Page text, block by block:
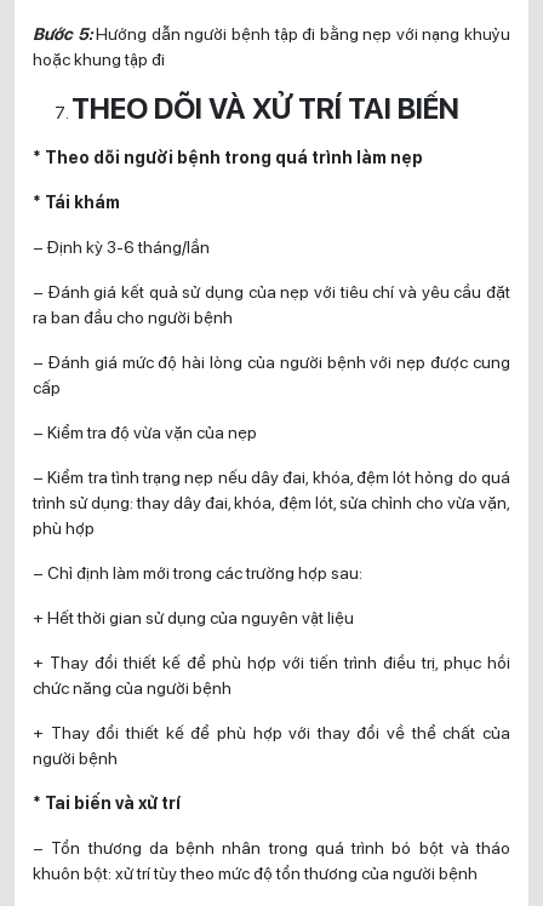
Bước 5:Hướng dẫn người bệnh tập đi bằng nẹp với nạng khuỷu
hoặc khung tập đi
THEO DÕI VÀ XỬ TRÍ TAI BIẾN
* Theo dõi người bệnh trong quá trình làm nẹp
* Tái khám
– Định kỳ 3-6 tháng/lần
– Đánh giá kết quả sử dụng của nẹp với tiêu chí và yêu cầu đặt
ra ban đầu cho người bệnh
– Đánh giá mức độ hài lòng của người bệnh với nẹp được cung
cấp
– Kiểm tra độ vừa vặn của nẹp
– Kiểm tra tình trạng nẹp nếu dây đai, khóa, đệm lót hỏng do quá
trình sử dụng: thay dây đai, khóa, đệm lót, sửa chỉnh cho vừa vặn,
phù hợp
– Chỉ định làm mới trong các trường hợp sau:
+ Hết thời gian sử dụng của nguyên vật liệu
+ Thay đổi thiết kế để phù hợp với tiến trình điều trị, phục hồi
chức năng của người bệnh
+ Thay đổi thiết kế để phù hợp với thay đổi về thể chất của
người bệnh
* Tai biến và xử trí
– Tổn thương da bệnh nhân trong quá trình bó bột và tháo
khuôn bột: xử trí tùy theo mức độ tổn thương của người bệnh